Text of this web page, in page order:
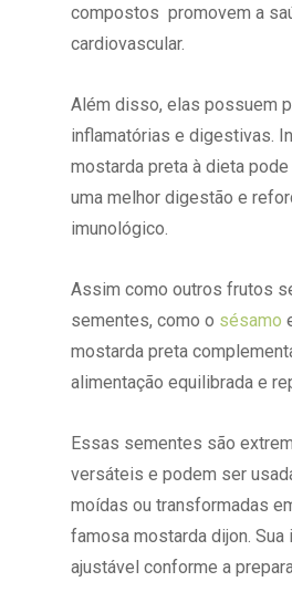
compostos promovem a
cardiovascular.
Além disso, elas possuem
inflamatórias e digestivas.
mostarda preta à dieta
uma melhor digestão e
imunológico.
Assim como outros frutos
sementes, como o sésamo
mostarda preta
alimentação equilibrada e
Essas sementes são
versáteis e podem ser
moídas ou transformadas
famosa mostarda dijon. Sua
ajustável conforme a